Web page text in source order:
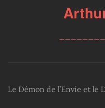
Le Démon de l’Envie et le